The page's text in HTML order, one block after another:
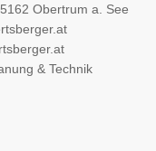
Obertrum a. See
& Technik